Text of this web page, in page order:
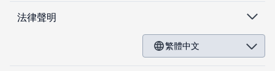
法律聲明
繁體中文